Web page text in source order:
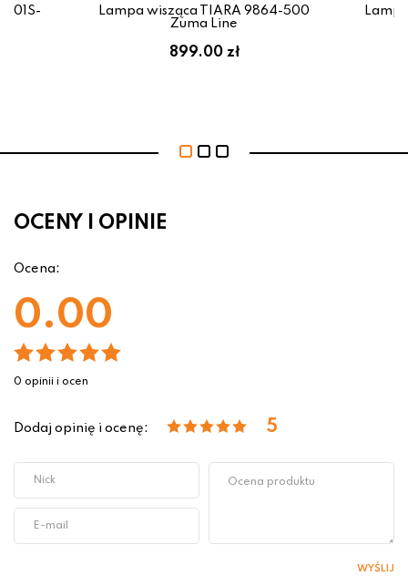
01S-
Lampa wisząca TIARA 9864-500
Zuma Line
899.00 zł
OCENY I OPINIE
Ocena:
0.00
0 opinii i ocen
Dodaj opinię i ocenę: 5
WYŚLIJ